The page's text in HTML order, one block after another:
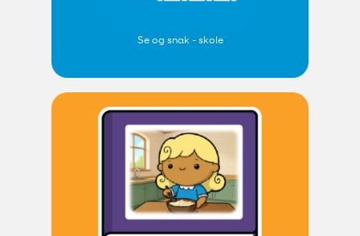
Se og snak - skole